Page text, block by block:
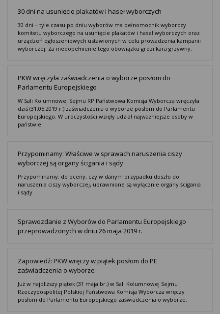
30 dni na usunięcie plakatów i haseł wyborczych
30 dni – tyle czasu po dniu wyborów ma pełnomocnik wyborczy
komitetu wyborczego na usunięcie plakatów i haseł wyborczych oraz
urządzeń ogłoszeniowych ustawionych w celu prowadzenia kampanii
wyborczej. Za niedopełnienie tego obowiązku grozi kara grzywny.
PKW wręczyła zaświadczenia o wyborze posłom do
Parlamentu Europejskiego
W Sali Kolumnowej Sejmu RP Państwowa Komisja Wyborcza wręczyła
dziś (31.05.2019 r.) zaświadczenia o wyborze posłom do Parlamentu
Europejskiego. W uroczystości wzięły udział najważniejsze osoby w
państwie.
Przypominamy: Właściwe w sprawach naruszenia ciszy
wyborczej są organy ścigania i sądy
Przypominamy: do oceny, czy w danym przypadku doszło do
naruszenia ciszy wyborczej, uprawnione są wyłącznie organy ścigania
i sądy.
Sprawozdanie z Wyborów do Parlamentu Europejskiego
przeprowadzonych w dniu 26 maja 2019 r.
Zapowiedź: PKW wręczy w piątek posłom do PE
zaświadczenia o wyborze
Już w najbliższy piątek (31 maja br.) w Sali Kolumnowej Sejmu
Rzeczypospolitej Polskiej Państwowa Komisja Wyborcza wręczy
posłom do Parlamentu Europejskiego zaświadczenia o wyborze.